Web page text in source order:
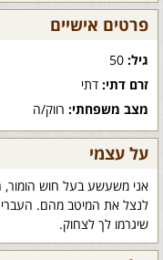
פרטים אישיים
גיל:
זרם דתי: דתי
מצב משפחתי: רווק/ה
על עצמי
אני משעשע בעל חוש הומור,
לנצל את המיטב מהם.
שיגרמו לך לצחוק.